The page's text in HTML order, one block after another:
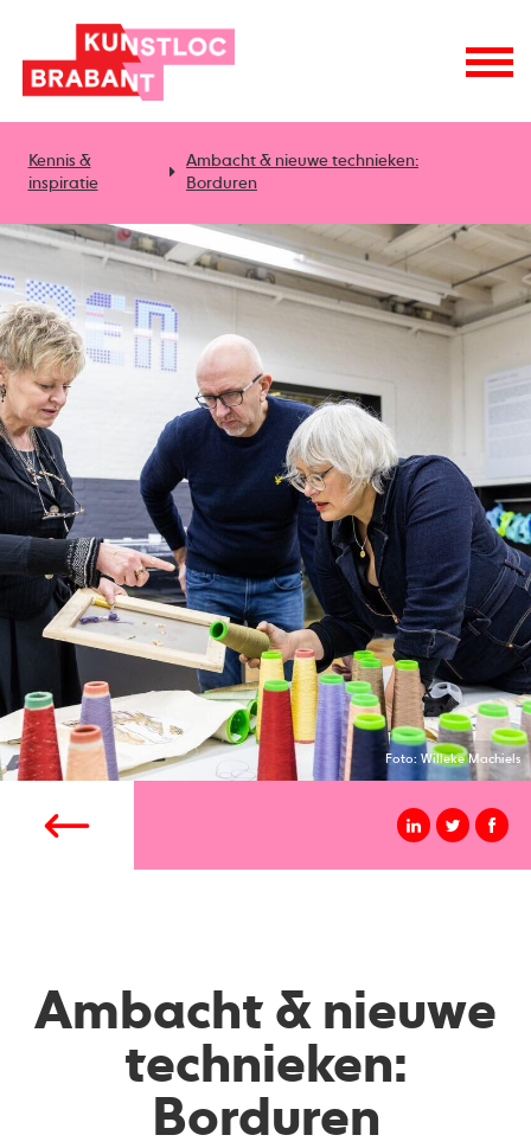
Kennis &
inspiratie
Ambacht & nieuwe technieken:
Borduren
Foto: Willeke Machiels
Ambacht & nieuwe
technieken:
Borduren